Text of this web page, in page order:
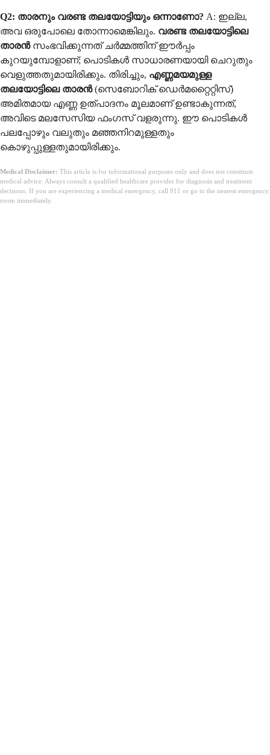
Q2: താരനും വരണ്ട തലയോട്ടിയും ഒന്നാണോ? A: ഇല്ല,
അവ ഒരുപോലെ തോന്നാമെങ്കിലും. വരണ്ട തലയോട്ടിലെ
താരൻസംഭവിക്കുന്നത് ചർമ്മത്തിന് ഈർപ്പം
കുറയുമ്പോളാണ്; പൊടികൾ സാധാരണയായി ചെറുതും
വെളുത്തതുമായിരിക്കും. തിരിച്ചും, എണ്ണമയമുള്ള
തലയോട്ടിലെ താരൻ(സെബോറിക് ഡെർമറ്റൈറ്റിസ്)
അമിതമായ എണ്ണ ഉത്പാദനം മൂലമാണ് ഉണ്ടാകുന്നത്,
അവിടെ മലസേസിയ ഫംഗസ് വളരുന്നു. ഈ പൊടികൾ
പലപ്പോഴും വലുതും മഞ്ഞനിറമുള്ളതും
കൊഴുപ്പുള്ളതുമായിരിക്കും.
Medical Disclaimer: This article is for informational purposes only and does not constitute
medical advice. Always consult a qualified healthcare provider for diagnosis and treatment
decisions. If you are experiencing a medical emergency, call 911 or go to the nearest emergency
room immediately.